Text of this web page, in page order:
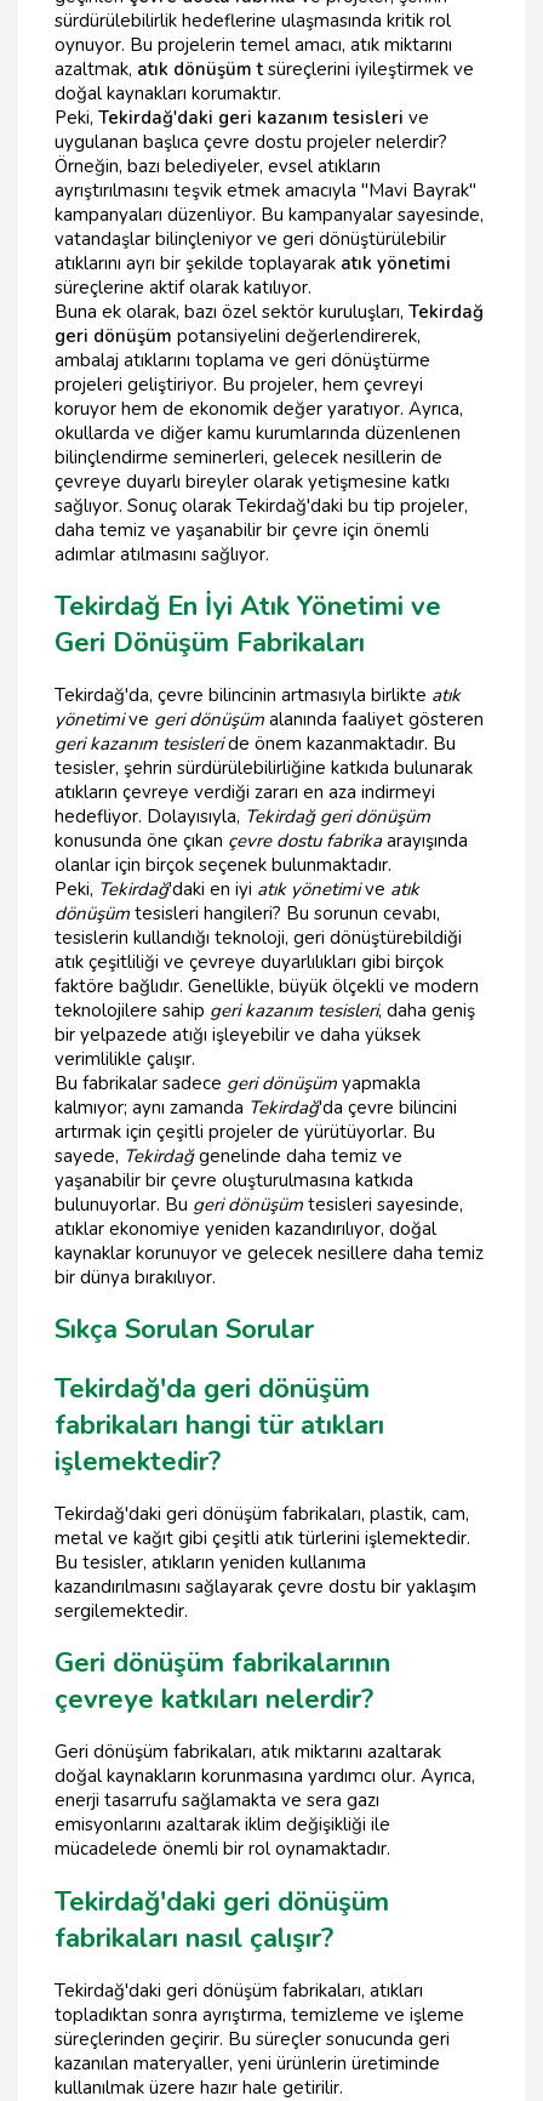
sürdürülebilirlik hedeflerine ulaşmasında kritik rol
oynuyor. Bu projelerin temel amacı, atık miktarını
azaltmak, atık dönüşüm t süreçlerini iyileştirmek ve
doğal kaynakları korumaktır.
Peki, Tekirdağ'daki geri kazanım tesisleri ve
uygulanan başlıca çevre dostu projeler nelerdir?
Örneğin, bazı belediyeler, evsel atıkların
ayrıştırılmasını teşvik etmek amacıyla "Mavi Bayrak"
kampanyaları düzenliyor. Bu kampanyalar sayesinde,
vatandaşlar bilinçleniyor ve geri dönüştürülebilir
atıklarını ayrı bir şekilde toplayarak atık yönetimi
süreçlerine aktif olarak katılıyor.
Buna ek olarak, bazı özel sektör kuruluşları, Tekirdağ
geri dönüşüm potansiyelini değerlendirerek,
ambalaj atıklarını toplama ve geri dönüştürme
projeleri geliştiriyor. Bu projeler, hem çevreyi
koruyor hem de ekonomik değer yaratıyor. Ayrıca,
okullarda ve diğer kamu kurumlarında düzenlenen
bilinçlendirme seminerleri, gelecek nesillerin de
çevreye duyarlı bireyler olarak yetişmesine katkı
sağlıyor. Sonuç olarak Tekirdağ'daki bu tip projeler,
daha temiz ve yaşanabilir bir çevre için önemli
adımlar atılmasını sağlıyor.
Tekirdağ En İyi Atık Yönetimi ve
Geri Dönüşüm Fabrikaları
Tekirdağ'da, çevre bilincinin artmasıyla birlikte atık
yönetimive geri dönüşüm alanında faaliyet gösteren
geri kazanım tesisleride önem kazanmaktadır. Bu
tesisler, şehrin sürdürülebilirliğine katkıda bulunarak
atıkların çevreye verdiği zararı en aza indirmeyi
hedefliyor. Dolayısıyla, Tekirdağ geri dönüşüm
konusunda öne çıkan çevre dostu fabrikaarayışında
olanlar için birçok seçenek bulunmaktadır.
Peki, Tekirdağ'daki en iyi atık yönetimive atık
dönüşüm tesisleri hangileri? Bu sorunun cevabı,
tesislerin kullandığı teknoloji, geri dönüştürebildiği
atık çeşitliliği ve çevreye duyarlılıkları gibi birçok
faktöre bağlıdır. Genellikle, büyük ölçekli ve modern
teknolojilere sahip geri kazanım tesisleri, daha geniş
bir yelpazede atığı işleyebilir ve daha yüksek
verimlilikle çalışır.
Bu fabrikalar sadece geri dönüşüm yapmakla
kalmıyor; aynı zamanda Tekirdağ'da çevre bilincini
artırmak için çeşitli projeler de yürütüyorlar. Bu
sayede, Tekirdağgenelinde daha temiz ve
yaşanabilir bir çevre oluşturulmasına katkıda
bulunuyorlar. Bu geri dönüşüm tesisleri sayesinde,
atıklar ekonomiye yeniden kazandırılıyor, doğal
kaynaklar korunuyor ve gelecek nesillere daha temiz
bir dünya bırakılıyor.
Sıkça Sorulan Sorular
Tekirdağ'da geri dönüşüm
fabrikaları hangi tür atıkları
işlemektedir?
Tekirdağ'daki geri dönüşüm fabrikaları, plastik, cam,
metal ve kağıt gibi çeşitli atık türlerini işlemektedir.
Bu tesisler, atıkların yeniden kullanıma
kazandırılmasını sağlayarak çevre dostu bir yaklaşım
sergilemektedir.
Geri dönüşüm fabrikalarının
çevreye katkıları nelerdir?
Geri dönüşüm fabrikaları, atık miktarını azaltarak
doğal kaynakların korunmasına yardımcı olur. Ayrıca,
enerji tasarrufu sağlamakta ve sera gazı
emisyonlarını azaltarak iklim değişikliği ile
mücadelede önemli bir rol oynamaktadır.
Tekirdağ'daki geri dönüşüm
fabrikaları nasıl çalışır?
Tekirdağ'daki geri dönüşüm fabrikaları, atıkları
topladıktan sonra ayrıştırma, temizleme ve işleme
süreçlerinden geçirir. Bu süreçler sonucunda geri
kazanılan materyaller, yeni ürünlerin üretiminde
kullanılmak üzere hazır hale getirilir.